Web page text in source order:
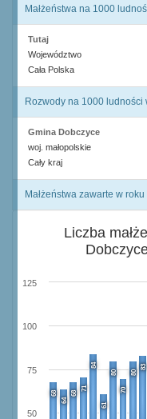
Małżeństwa na 1000
Tutaj
Województwo
Cała Polska
Rozwody na 1000 ludności
Gmina Dobczyce
woj. małopolskie
Cały kraj
Małżeństwa zawarte w
Liczba
68
64
68
71
84
61
80
70
80
83
50
75
100
125